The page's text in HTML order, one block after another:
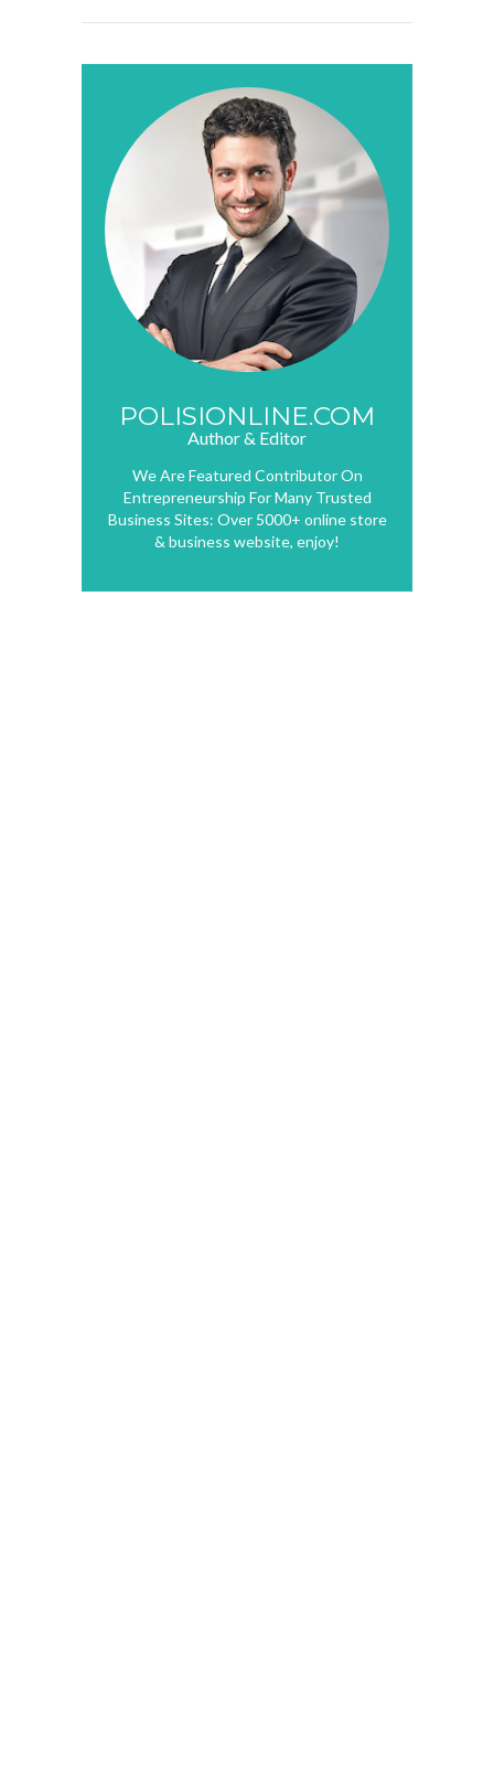
POLISIONLINE.COM
Author & Editor
We Are Featured Contributor On
Entrepreneurship For Many Trusted
Business Sites: Over 5000+ online store
& business website, enjoy!